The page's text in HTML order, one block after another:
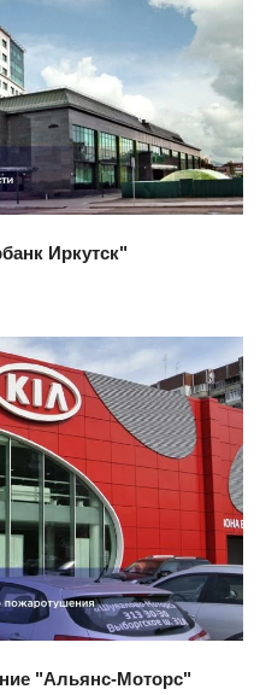
Иркутск"
"Альянс-Моторс"